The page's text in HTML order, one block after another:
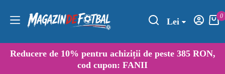
Lei
0
Reducere de 10% pentru achiziții de peste 385 RON,
cod cupon: FANII